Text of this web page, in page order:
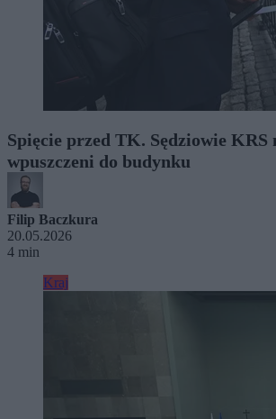
Spięcie przed TK. Sędziowie KRS
wpuszczeni do budynku
Filip Baczkura
20.05.2026
4 min
Kraj